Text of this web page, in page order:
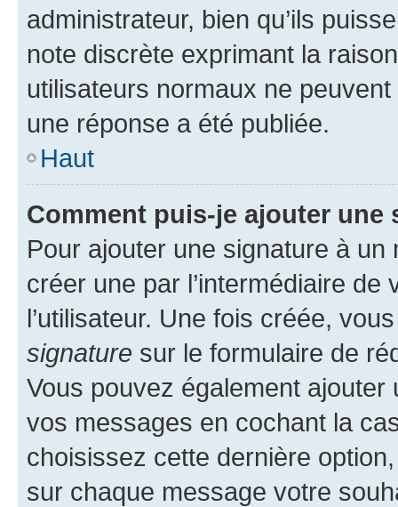
administrateur, bien qu’ils
note discrète exprimant la
utilisateurs normaux ne
une réponse a été publiée.
Haut
Comment puis-je ajouter une
Pour ajouter une signature à un
créer une par l’intermédiaire
l’utilisateur. Une fois créée,
signature sur le formulaire de
Vous pouvez également
vos messages en cochant la
choisissez cette dernière
sur chaque message votre